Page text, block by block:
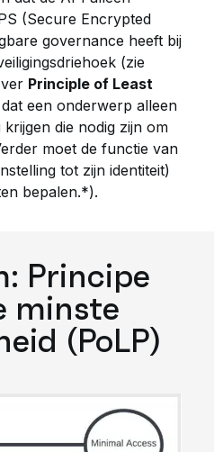
(Secure Encrypted
governance heeft bij
(zie
Principle of Least
een onderwerp alleen
die nodig zijn om
moet de functie van
tot zijn identiteit)
bepalen.*).
Principe
minste
(PoLP)